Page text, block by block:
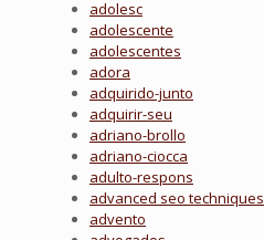
adolesc
adolescente
adolescentes
adora
adquirido-junto
adquirir-seu
adriano-brollo
adriano-ciocca
adulto-respons
advanced seo techniques
advento